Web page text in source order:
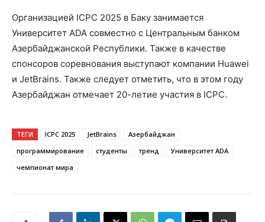
Организацией ICPC 2025 в Баку занимается
Университет ADA совместно с Центральным банком
Азербайджанской Республики. Также в качестве
спонсоров соревнования выступают компании Huawei
и JetBrains. Также следует отметить, что в этом году
Азербайджан отмечает 20-летие участия в ICPC.
ТЕГИ ICPC 2025 JetBrains
Азербайджан
программирование
студенты тренд
Университет ADA
чемпионат мира